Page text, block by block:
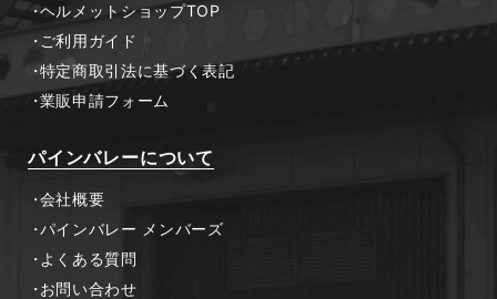
ヘルメットショップTOP
ご利用ガイド
特定商取引法に基づく表記
業販申請フォーム
パインバレーについて
会社概要
パインバレー メンバーズ
よくある質問
お問い合わせ